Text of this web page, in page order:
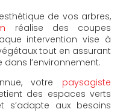
de vos arbres,
réalise des coupes
intervention vise à
tout en assurant
l’environnement.
votre paysagiste
des espaces verts
s’adapte aux besoins